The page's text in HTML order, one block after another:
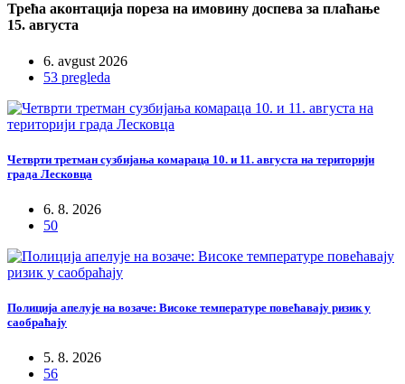
Трећа аконтација пореза на имовину доспева за плаћање
15. августа
6. avgust 2026
53 pregleda
Четврти третман сузбијања комараца 10. и 11. августа на територији
града Лесковца
6. 8. 2026
50
Полиција апелује на возаче: Високе температуре повећавају ризик у
саобраћају
5. 8. 2026
56